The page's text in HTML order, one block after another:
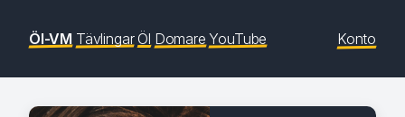
Öl-VM Tävlingar Öl Domare YouTube Konto